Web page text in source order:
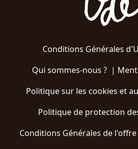
Conditions Générales
Qui sommes-nous ?|
Politique sur les cookies et
Politique de protection
Conditions Générales de